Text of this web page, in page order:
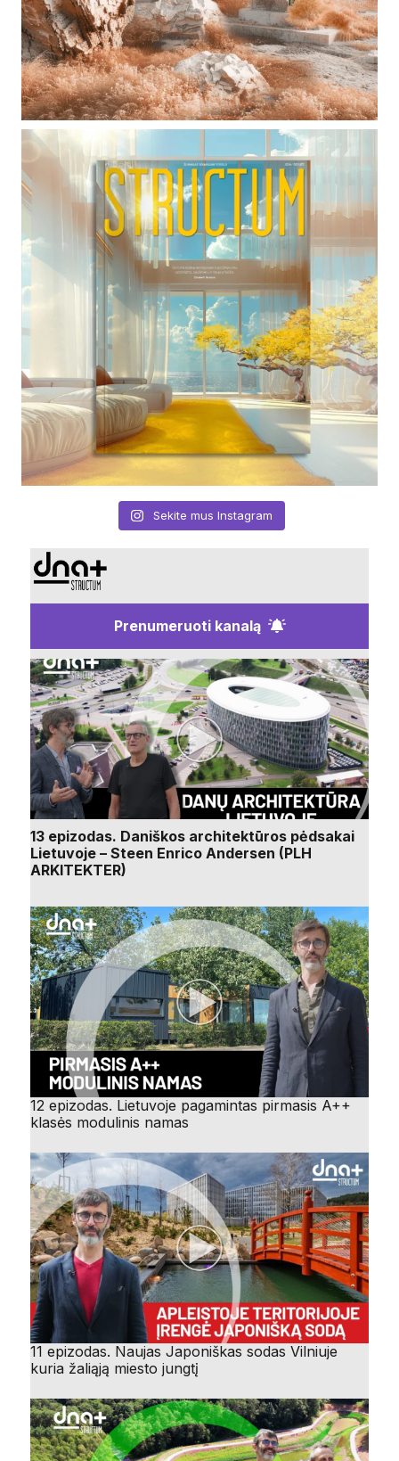
Sekite mus Instagram
Prenumeruoti kanalą
13 epizodas. Daniškos architektūros pėdsakai
Lietuvoje – Steen Enrico Andersen (PLH
ARKITEKTER)
12 epizodas. Lietuvoje pagamintas pirmasis A++
klasės modulinis namas
11 epizodas. Naujas Japoniškas sodas Vilniuje
kuria žaliąją miesto jungtį